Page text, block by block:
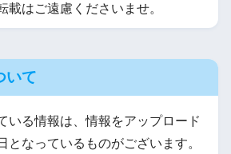
載はご遠慮くださいませ。
いて
いる情報は、情報をアップロード
となっているものがございます。